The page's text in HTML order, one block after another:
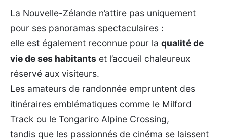
La Nouvelle-Zélande n’attire pas uniquement
pour ses panoramas spectaculaires :
elle est également reconnue pour la qualité de
vie de ses habitants et l’accueil chaleureux
réservé aux visiteurs.
Les amateurs de randonnée empruntent des
itinéraires emblématiques comme le Milford
Track ou le Tongariro Alpine Crossing,
tandis que les passionnés de cinéma se laissent